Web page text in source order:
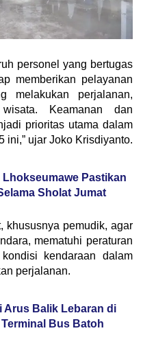
personel yang bertugas
memberikan pelayanan
melakukan perjalanan,
Keamanan dan
prioritas utama dalam
ini,” ujar Joko Krisdiyanto.
Lhokseumawe Pastikan
Sholat Jumat
khususnya pemudik, agar
mematuhi peraturan
kendaraan dalam
perjalanan.
Arus Balik Lebaran di
Bus Batoh